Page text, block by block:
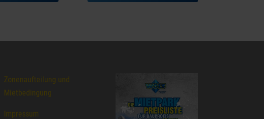
Zonenaufteilung und
Mietbedingung
Impressum